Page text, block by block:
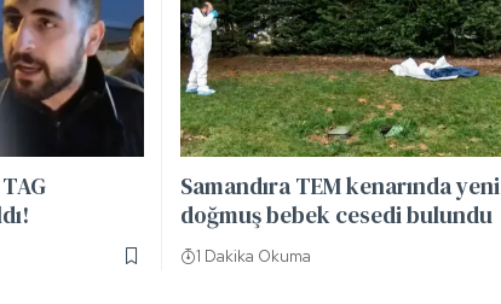
Samandıra TEM kenarında yeni
doğmuş bebek cesedi bulundu
1 Dakika Okuma